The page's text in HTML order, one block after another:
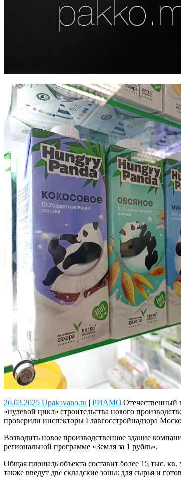
26.03.2025 Upakovano.ru | РИАМО Отечественный
«нулевой цикл» строительства нового
проверили инспекторы Главгосстройнадзора
Возводить новое производственное здание
региональной программе «Земля за 1 рубль».
Общая площадь объекта составит более 15 тыс. кв.
также введут две складские зоны: для сырья и